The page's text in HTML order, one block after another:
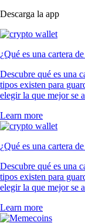
Descarga la app
¿Qué es una cartera
Descubre qué es una
tipos existen para
elegir la que mejor se
Learn more
¿Qué es una cartera
Descubre qué es una
tipos existen para
elegir la que mejor se
Learn more